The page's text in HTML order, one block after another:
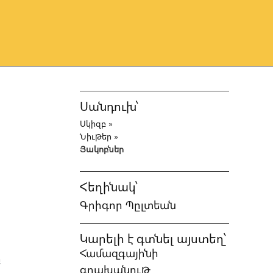
Սանդուխ՝
Սկիզբ »
Նիւթեր »
Յակոբներ
Հեղինակ՝
Գրիգոր Պըլտեան
Կարելի է գտնել այստեղ՝
Համազգայինի
գրախանութ